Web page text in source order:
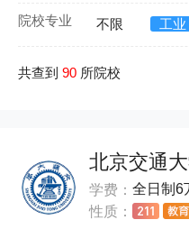
院校专业 不限 工业
共查到 90 所院校
北京交通
学费： 全日制6
性质：